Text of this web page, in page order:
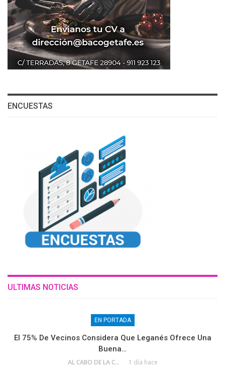
ENCUESTAS
ULTIMAS NOTICIAS
EN PORTADA
El 75% De Vecinos Considera Que Leganés Ofrece Una
Buena…
AL CABO DE LA CALLE 1 día hace